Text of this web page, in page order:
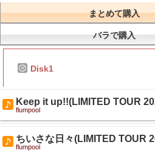
まとめて購入
バラで購入
Disk1
Keep it up!!(LIMITED TOUR
flumpool
ちいさな日々(LIMITED TOUR
flumpool